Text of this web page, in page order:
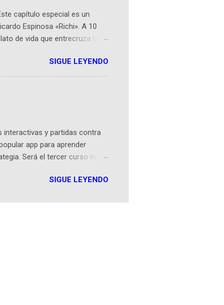
capítulo especial es un
Espinosa «Richi». A 10
de vida que entrecruza la
librera de Barichara y de
de una novela de espías
reunidos por Richi hoy se
Facebook:
SIGUE LEYENDO
interactivas y partidas contra
app para aprender
Será el tercer curso no
mover un alfil, hasta jugar
francés, ahora nos
SIGUE LEYENDO